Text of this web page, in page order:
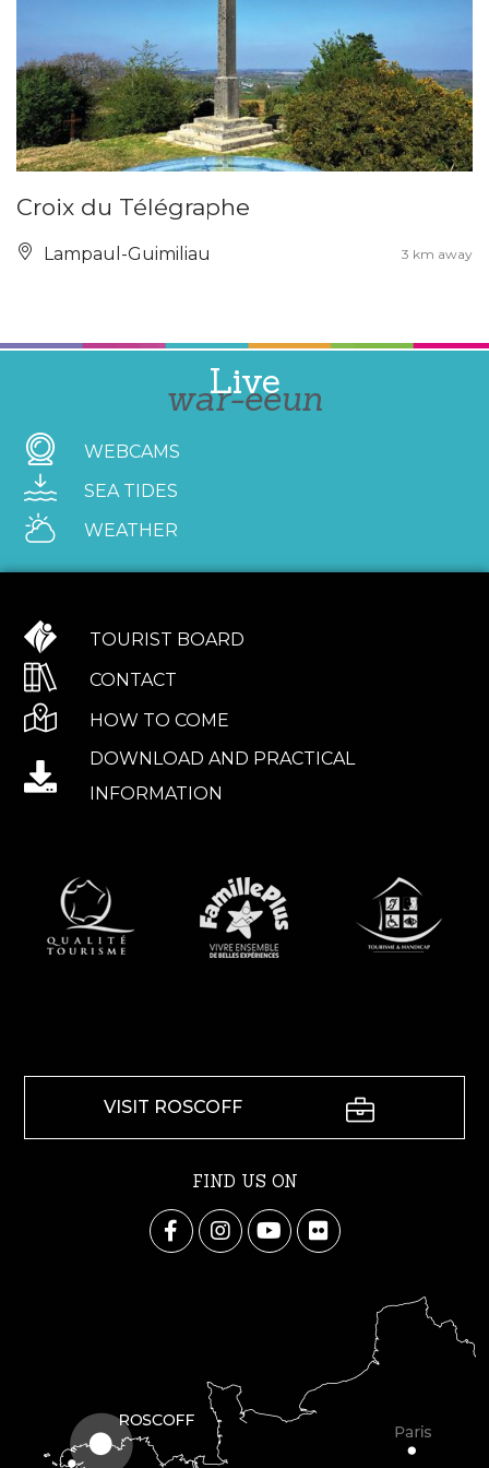
Croix du Télégraphe
Lampaul-Guimiliau 3 km away
Live
war-eeun
WEBCAMS
SEA TIDES
WEATHER
TOURIST BOARD
CONTACT
HOW TO COME
DOWNLOAD AND PRACTICAL
INFORMATION
VISIT ROSCOFF
FIND US ON